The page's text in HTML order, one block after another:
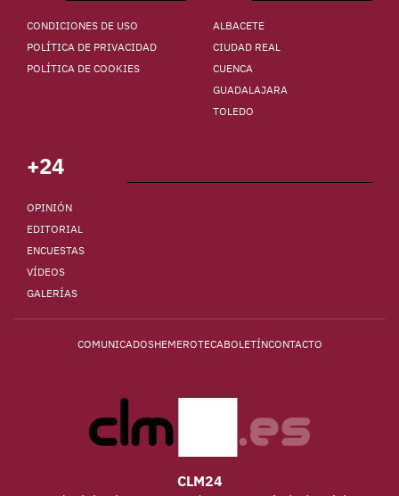
CONDICIONES DE USO
POLÍTICA DE PRIVACIDAD
POLÍTICA DE COOKIES
ALBACETE
CIUDAD REAL
CUENCA
GUADALAJARA
TOLEDO
+24
OPINIÓN
EDITORIAL
ENCUESTAS
VÍDEOS
GALERÍAS
COMUNICADOSHEMEROTECABOLETÍNCONTACTO
CLM24